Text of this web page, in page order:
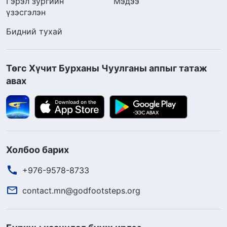
үзэсгэлэн
Бидний тухай
Төгс Хүчит Бурханы Чуулганы аппыг татаж
авах
Холбоо барих
+976-9578-8733
contact.mn@godfootsteps.org